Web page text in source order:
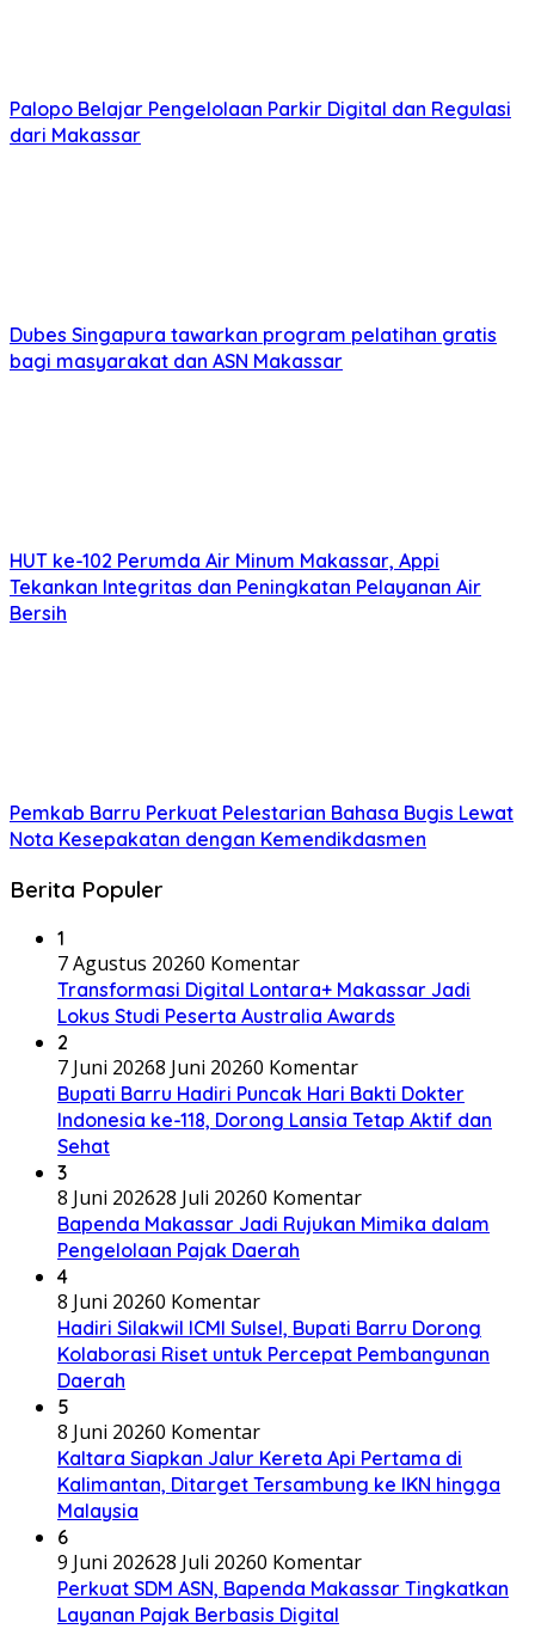
Palopo Belajar Pengelolaan Parkir Digital dan Regulasi
dari Makassar
Dubes Singapura tawarkan program pelatihan gratis
bagi masyarakat dan ASN Makassar
HUT ke-102 Perumda Air Minum Makassar, Appi
Tekankan Integritas dan Peningkatan Pelayanan Air
Bersih
Pemkab Barru Perkuat Pelestarian Bahasa Bugis Lewat
Nota Kesepakatan dengan Kemendikdasmen
Berita Populer
1
7 Agustus 20260 Komentar
Transformasi Digital Lontara+ Makassar Jadi
Lokus Studi Peserta Australia Awards
2
7 Juni 20268 Juni 20260 Komentar
Bupati Barru Hadiri Puncak Hari Bakti Dokter
Indonesia ke-118, Dorong Lansia Tetap Aktif dan
Sehat
3
8 Juni 202628 Juli 20260 Komentar
Bapenda Makassar Jadi Rujukan Mimika dalam
Pengelolaan Pajak Daerah
4
8 Juni 20260 Komentar
Hadiri Silakwil ICMI Sulsel, Bupati Barru Dorong
Kolaborasi Riset untuk Percepat Pembangunan
Daerah
5
8 Juni 20260 Komentar
Kaltara Siapkan Jalur Kereta Api Pertama di
Kalimantan, Ditarget Tersambung ke IKN hingga
Malaysia
6
9 Juni 202628 Juli 20260 Komentar
Perkuat SDM ASN, Bapenda Makassar Tingkatkan
Layanan Pajak Berbasis Digital